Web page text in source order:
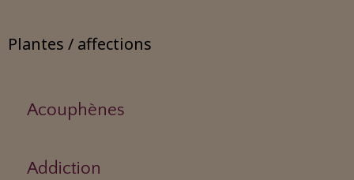
Plantes / affections
Acouphènes
Addiction